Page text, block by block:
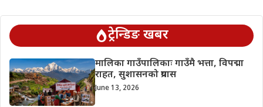
ट्रेन्डिङ खबर
मालिका गाउँपालिकाः गाउँमै भत्ता, विपद्मा
राहत, सुशासनको प्रयास
June 13, 2026